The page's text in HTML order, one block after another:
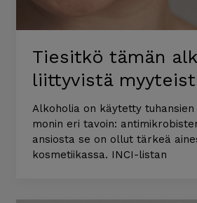
Tiesitkö tämän
liittyvistä
Alkoholia on käytetty tuhansien
monin eri tavoin:
ansiosta se on ollut tärkeä
kosmetiikassa. INCI-listan